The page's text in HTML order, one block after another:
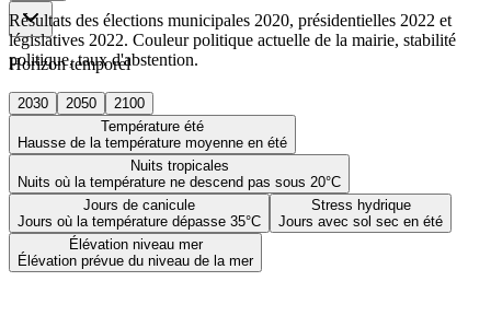
Horizon temporel
2030 2050
2100
Température été
Hausse de la température moyenne en été
Nuits tropicales
Nuits où la température ne descend pas sous 20°C
Jours de canicule
Jours où la température dépasse 35°C
Stress hydrique
Jours avec sol sec en été
Élévation niveau mer
Élévation prévue du niveau de la mer
Résultats des élections municipales 2020, présidentielles 2022 et
législatives 2022. Couleur politique actuelle de la mairie, stabilité
politique, taux d'abstention.